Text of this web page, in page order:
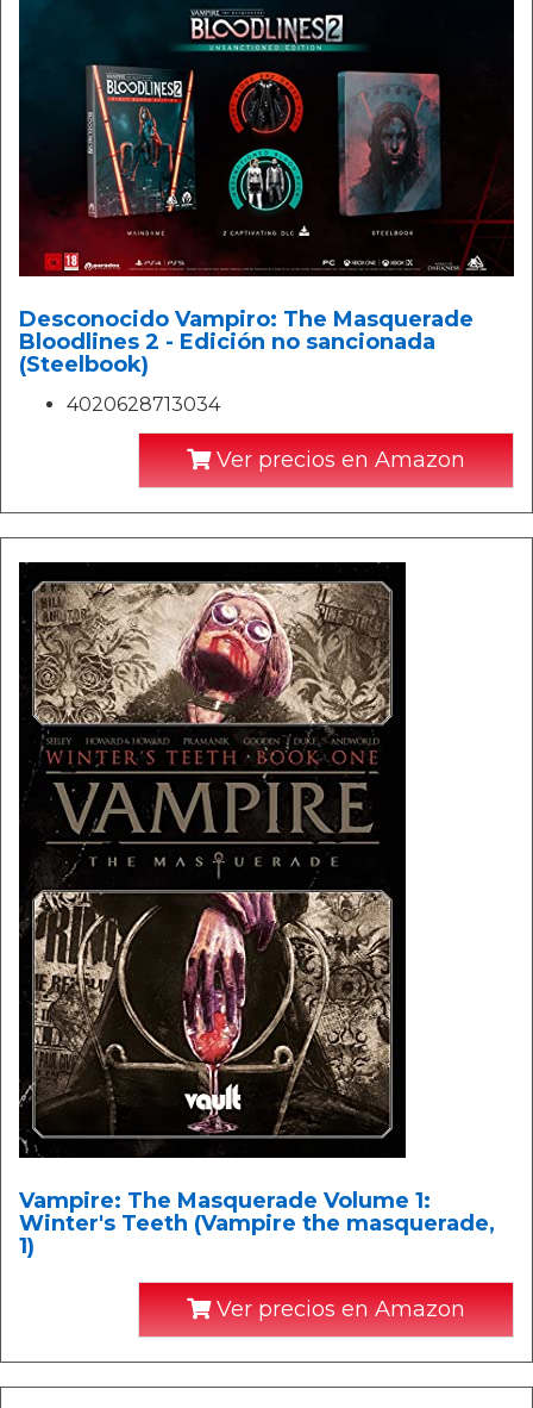
Desconocido Vampiro: The Masquerade
Bloodlines 2 - Edición no sancionada
(Steelbook)
4020628713034
Ver precios en Amazon
Vampire: The Masquerade Volume 1:
Winter's Teeth (Vampire the masquerade,
1)
Ver precios en Amazon